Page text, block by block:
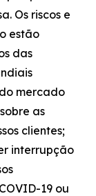
Os riscos e
estão
das
mercado
as
clientes;
interrupção
19 ou